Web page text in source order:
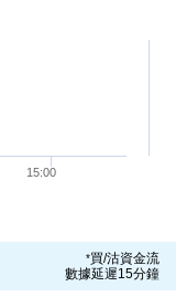
*買/沽資金流
數據延遲15分鐘